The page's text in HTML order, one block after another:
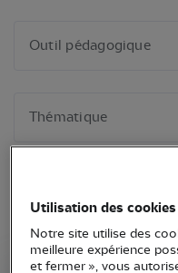
Utilisation des
Notre site utilise des
meilleure expérience
et fermer », vous